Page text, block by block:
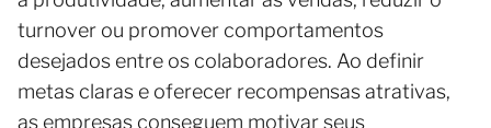
turnover ou promover comportamentos
desejados entre os colaboradores. Ao definir
metas claras e oferecer recompensas atrativas,
as empresas conseguem motivar seus